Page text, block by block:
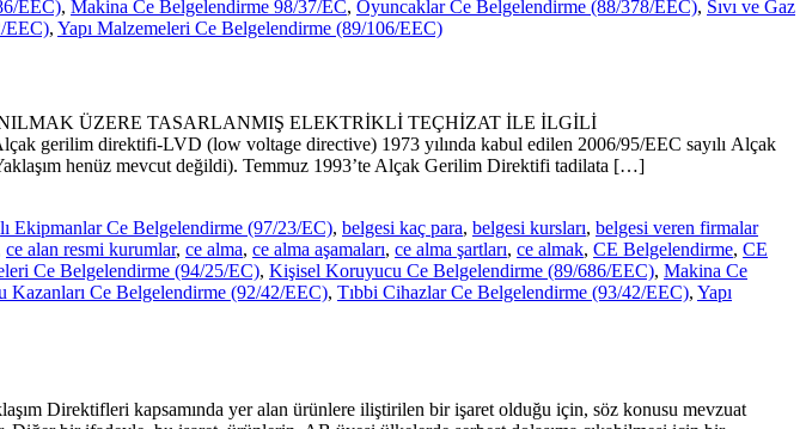
EEC), Makina Ce Belgelendirme 98/37/EC, Oyuncaklar Ce Belgelendirme (88/378/EEC), Sıvı ve Gaz
EEC), Yapı Malzemeleri Ce Belgelendirme (89/106/EEC)
ÜZERE TASARLANMIŞ ELEKTRİKLİ TEÇHİZAT İLE İLGİLİ
gerilim direktifi-LVD (low voltage directive) 1973 yılında kabul edilen 2006/95/EEC sayılı Alçak
henüz mevcut değildi). Temmuz 1993’te Alçak Gerilim Direktifi tadilata […]
Ekipmanlar Ce Belgelendirme (97/23/EC), belgesi kaç para, belgesi kursları, belgesi veren firmalar
ce alan resmi kurumlar, ce alma, ce alma aşamaları, ce alma şartları, ce almak, CE Belgelendirme, CE
Ce Belgelendirme (94/25/EC), Kişisel Koruyucu Ce Belgelendirme (89/686/EEC), Makina Ce
Kazanları Ce Belgelendirme (92/42/EEC), Tıbbi Cihazlar Ce Belgelendirme (93/42/EEC), Yapı
Direktifleri kapsamında yer alan ürünlere iliştirilen bir işaret olduğu için, söz konusu mevzuat